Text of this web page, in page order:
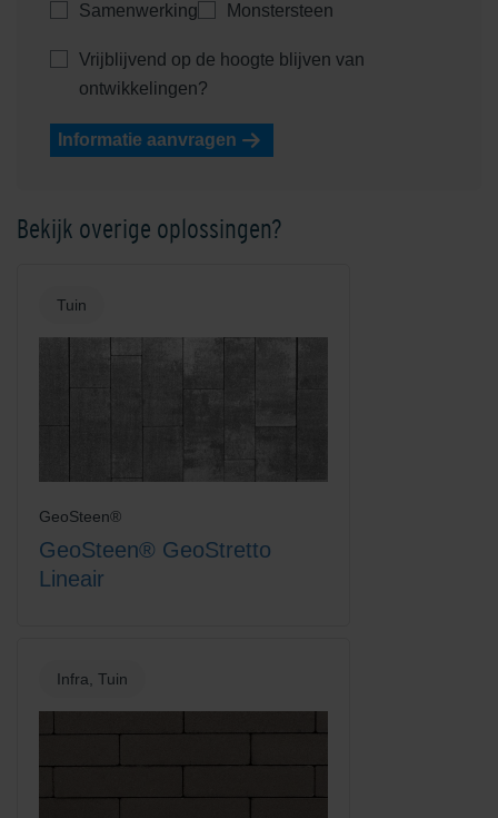
Kobalt
Rood-Zwart
Samenwerking
Monstersteen
Vrijblijvend op de hoogte blijven van
ontwikkelingen?
Informatie aanvragen
Bekijk overige oplossingen?
Tuin
GeoSteen®
GeoSteen® GeoStretto
Lineair
Infra, Tuin